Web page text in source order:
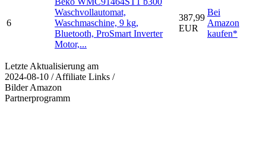
6
Waschvollautomat,
Waschmaschine, 9 kg,
Bluetooth, ProSmart Inverter
Motor,...
387,99
EUR
Bei
Amazon
kaufen*
Letzte Aktualisierung am
2024-08-10 / Affiliate Links /
Bilder Amazon
Partnerprogramm